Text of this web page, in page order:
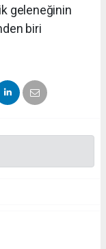
geleneğinin
biri